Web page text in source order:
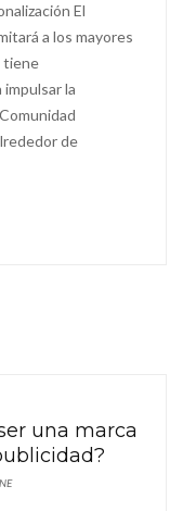
El
a los mayores
tiene
la
de
una marca